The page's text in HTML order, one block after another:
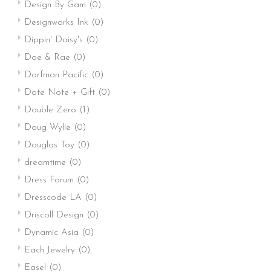
Design By Gam (0)
Designworks Ink (0)
Dippin' Daisy's (0)
Doe & Rae (0)
Dorfman Pacific (0)
Dote Note + Gift (0)
Double Zero (1)
Doug Wylie (0)
Douglas Toy (0)
dreamtime (0)
Dress Forum (0)
Dresscode LA (0)
Driscoll Design (0)
Dynamic Asia (0)
Each Jewelry (0)
Easel (0)